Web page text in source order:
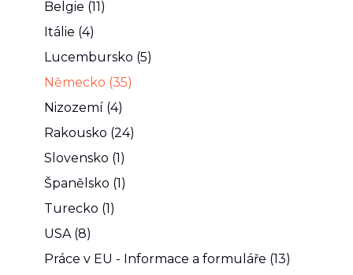
Belgie (11)
Itálie (4)
Lucembursko (5)
Německo (35)
Nizozemí (4)
Rakousko (24)
Slovensko (1)
Španělsko (1)
Turecko (1)
USA (8)
Práce v EU - Informace a formuláře (13)